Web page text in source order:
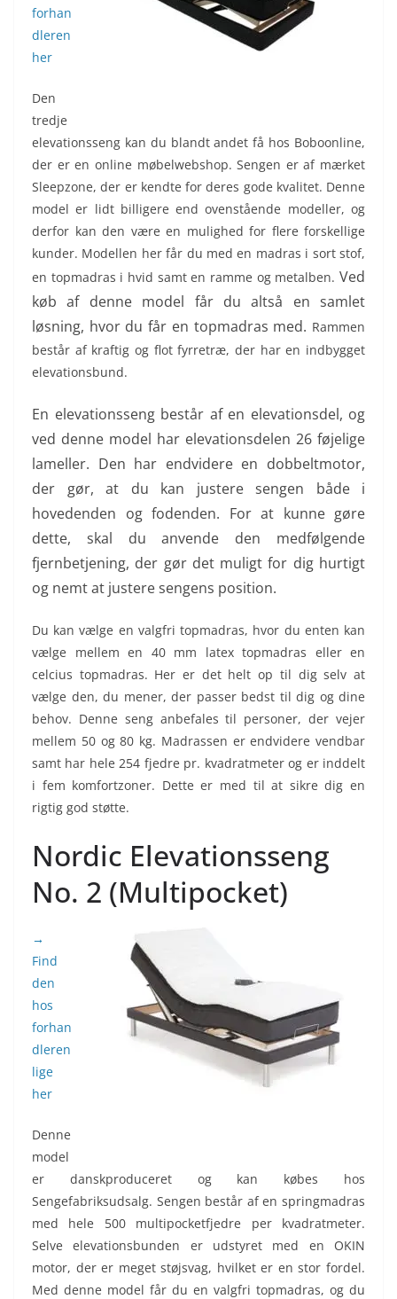
forhan
dleren
her
Den
tredje
elevationsseng kan du blandt andet få hos Boboonline,
der er en online møbelwebshop. Sengen er af mærket
Sleepzone, der er kendte for deres gode kvalitet. Denne
model er lidt billigere end ovenstående modeller, og
derfor kan den være en mulighed for flere forskellige
kunder. Modellen her får du med en madras i sort stof,
en topmadras i hvid samt en ramme og metalben. Ved
køb af denne model får du altså en samlet
løsning, hvor du får en topmadras med. Rammen
består af kraftig og flot fyrretræ, der har en indbygget
elevationsbund.
En elevationsseng består af en elevationsdel, og
ved denne model har elevationsdelen 26 føjelige
lameller. Den har endvidere en dobbeltmotor,
der gør, at du kan justere sengen både i
hovedenden og fodenden. For at kunne gøre
dette, skal du anvende den medfølgende
fjernbetjening, der gør det muligt for dig hurtigt
og nemt at justere sengens position.
Du kan vælge en valgfri topmadras, hvor du enten kan
vælge mellem en 40 mm latex topmadras eller en
celcius topmadras. Her er det helt op til dig selv at
vælge den, du mener, der passer bedst til dig og dine
behov. Denne seng anbefales til personer, der vejer
mellem 50 og 80 kg. Madrassen er endvidere vendbar
samt har hele 254 fjedre pr. kvadratmeter og er inddelt
i fem komfortzoner. Dette er med til at sikre dig en
rigtig god støtte.
Nordic Elevationsseng
No. 2 (Multipocket)
→
Find
den
hos
forhan
dleren
lige
her
Denne
model
er danskproduceret og kan købes hos
Sengefabriksudsalg. Sengen består af en springmadras
med hele 500 multipocketfjedre per kvadratmeter.
Selve elevationsbunden er udstyret med en OKIN
motor, der er meget støjsvag, hvilket er en stor fordel.
Med denne model får du en valgfri topmadras, og du